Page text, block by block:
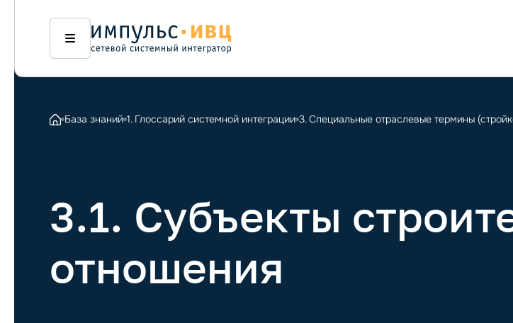
База знаний 1. Глоссарий системной интеграции 3. Специальные отраслевые термины
3.1. Субъекты
отношения
телеграме